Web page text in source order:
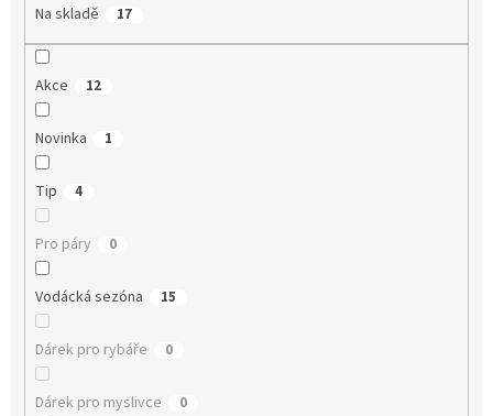
Na skladě 17
Akce 12
Novinka 1
Tip 4
Pro páry 0
Vodácká sezóna 15
Dárek pro rybáře 0
Dárek pro myslivce 0